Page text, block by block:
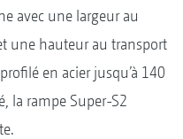
avec une largeur au
une hauteur au transport
en acier jusqu’à 140
la rampe Super-S2